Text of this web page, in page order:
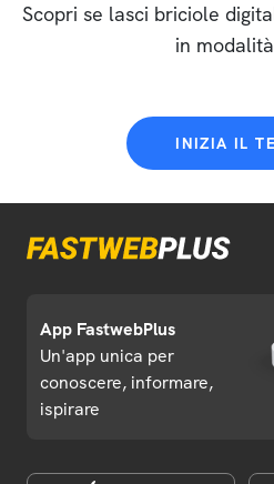
Scopri se lasci briciole
in
INIZIA IL
App FastwebPlus
Un'app unica per
conoscere, informare,
ispirare